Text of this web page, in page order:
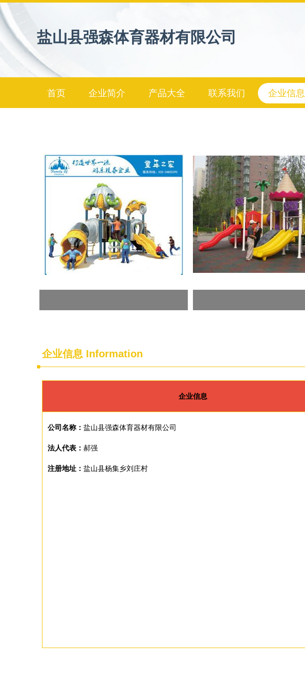
盐山县强森体育器材有限公司
首页 企业简介 产品大全 联系我们 企业信息
企业信息 Information
企业信息
公司名称： 盐山县强森体育器材有限公司
法人代表： 郝强
注册地址： 盐山县杨集乡刘庄村